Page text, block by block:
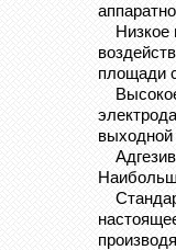
Низкое
площади
Высокое